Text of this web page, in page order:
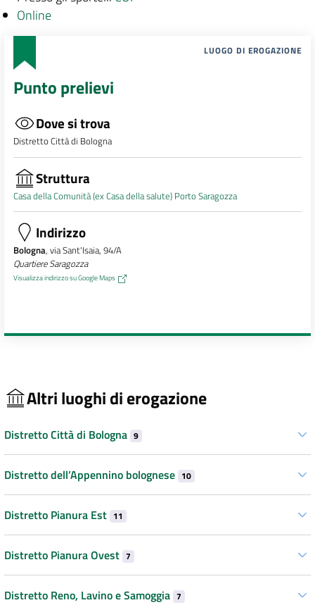
Online
LUOGO DI EROGAZIONE
Punto prelievi
Dove si trova
Distretto Città di Bologna
Struttura
Casa della Comunità (ex Casa della salute) Porto Saragozza
Indirizzo
Bologna, via Sant'Isaia, 94/A
Quartiere Saragozza
Visualizza indirizzo su Google Maps
Altri luoghi di erogazione
Distretto Città di Bologna 9
Distretto dell’Appennino bolognese 10
Distretto Pianura Est 11
Distretto Pianura Ovest 7
Distretto Reno, Lavino e Samoggia 7